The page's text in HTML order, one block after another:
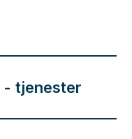
- tjenester